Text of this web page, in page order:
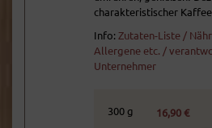
charakteristischer
Info: Zutaten-Liste /
Allergene etc. /
Unternehmer
300 g 16,90 €